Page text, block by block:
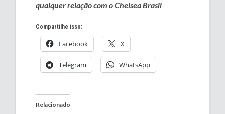
qualquer relação com o Chelsea Brasil
Compartilhe isso:
Facebook X
Telegram WhatsApp
Relacionado